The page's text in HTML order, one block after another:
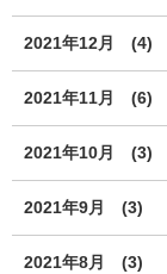
2021年12月 (4)
2021年11月 (6)
2021年10月 (3)
2021年9月 (3)
2021年8月 (3)